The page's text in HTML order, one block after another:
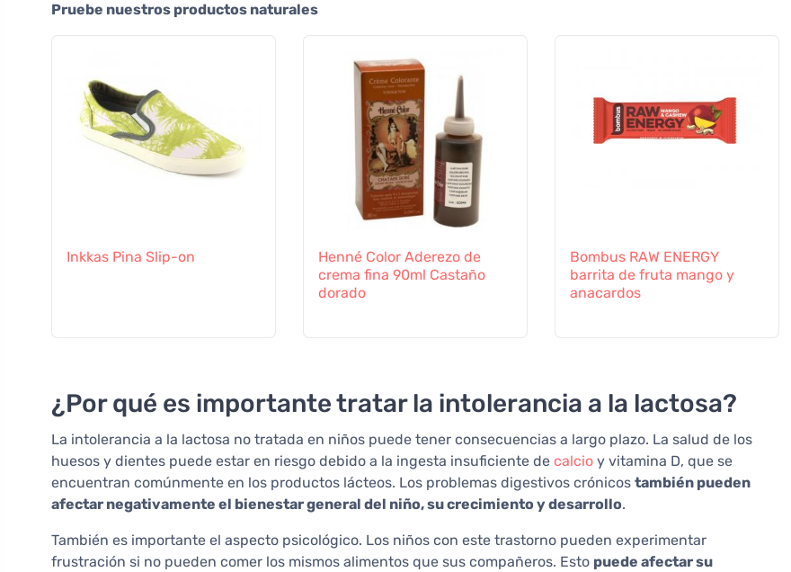
Pruebe nuestros productos naturales
Inkkas Pina Slip-on
Henné Color Aderezo de
crema fina 90ml Castaño
dorado
Bombus RAW ENERGY
barrita de fruta mango y
anacardos
¿Por qué es importante tratar la intolerancia a la lactosa?
La intolerancia a la lactosa no tratada en niños puede tener consecuencias a largo plazo. La salud de los
huesos y dientes puede estar en riesgo debido a la ingesta insuficiente de calcio y vitamina D, que se
encuentran comúnmente en los productos lácteos. Los problemas digestivos crónicos también pueden
afectar negativamente el bienestar general del niño, su crecimiento y desarrollo.
También es importante el aspecto psicológico. Los niños con este trastorno pueden experimentar
frustración si no pueden comer los mismos alimentos que sus compañeros. Esto puede afectar su